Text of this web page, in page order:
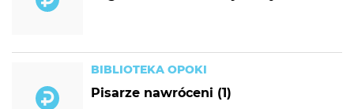
BIBLIOTEKA OPOKI
Pisarze nawróceni (1)